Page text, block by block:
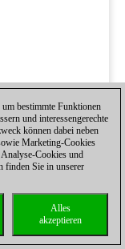
bestimmte Funktionen
und interessengerechte
können dabei neben
Marketing-Cookies
Cookies und
finden Sie in unserer
Alles
akzeptieren